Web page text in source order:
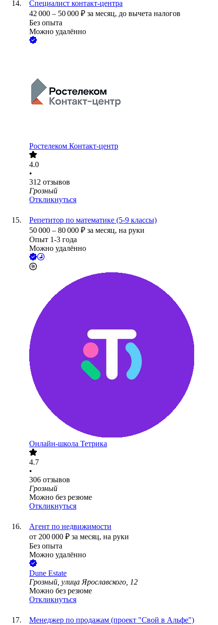
Специалист контакт-центра
42 000 – 50 000 ₽ за месяц, до вычета налогов
Без опыта
Можно удалённо
Ростелеком Контакт-центр
4.0
•
312 отзывов
Грозный
Откликнуться
Репетитор по математике (5-9 классы)
50 000 – 80 000 ₽ за месяц, на руки
Опыт 1-3 года
Можно удалённо
Онлайн-школа Тетрика
4.7
•
306 отзывов
Грозный
Можно без резюме
Откликнуться
Агент по недвижимости
от 200 000 ₽ за месяц, на руки
Без опыта
Можно удалённо
Dune Estate
Грозный, улица Ярославского, 12
Можно без резюме
Откликнуться
Менеджер по продажам (проект "Свой в Альфе")